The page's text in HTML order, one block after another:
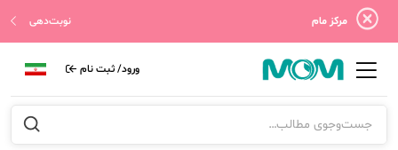
مرکز مام نوبت‌دهی
ورود/ ثبت نام